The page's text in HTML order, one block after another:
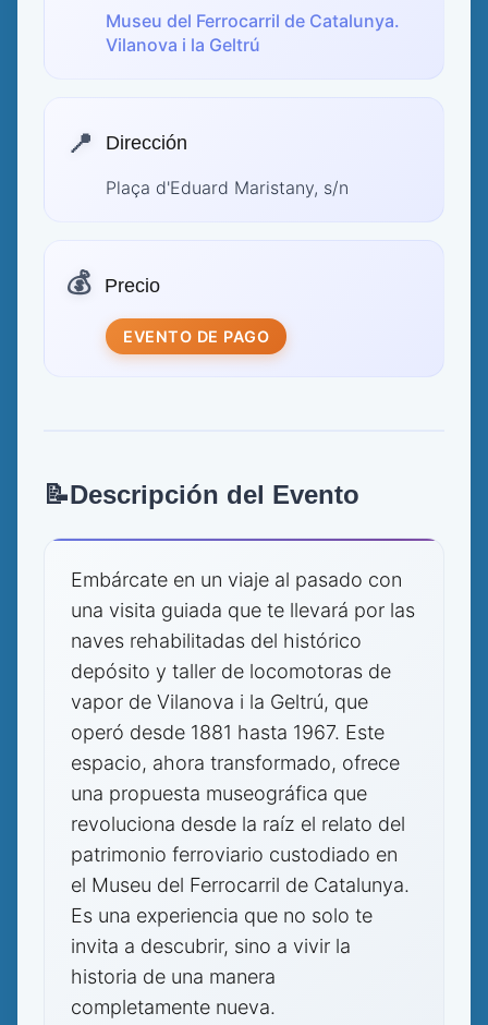
Museu del Ferrocarril de Catalunya.
Vilanova i la Geltrú
📍 Dirección
Plaça d'Eduard Maristany, s/n
💰 Precio
EVENTO DE PAGO
📝Descripción del Evento
Embárcate en un viaje al pasado con
una visita guiada que te llevará por las
naves rehabilitadas del histórico
depósito y taller de locomotoras de
vapor de Vilanova i la Geltrú, que
operó desde 1881 hasta 1967. Este
espacio, ahora transformado, ofrece
una propuesta museográfica que
revoluciona desde la raíz el relato del
patrimonio ferroviario custodiado en
el Museu del Ferrocarril de Catalunya.
Es una experiencia que no solo te
invita a descubrir, sino a vivir la
historia de una manera
completamente nueva.